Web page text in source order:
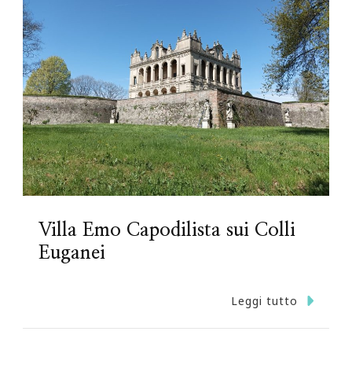
Villa Emo Capodilista sui Colli
Euganei
Leggi tutto